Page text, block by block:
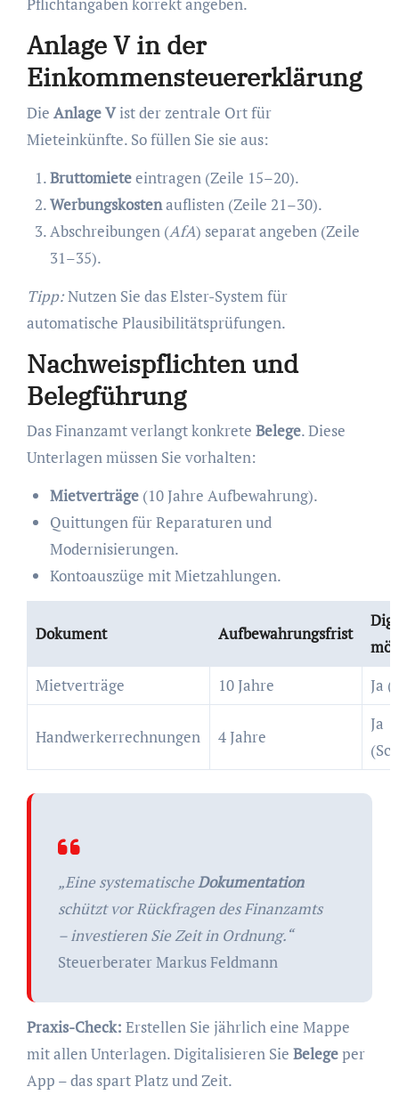
Pflichtangaben korrekt angeben.
Anlage V in der
Einkommensteuererklärung
Die Anlage Vist der zentrale Ort für
Mieteinkünfte. So füllen Sie sie aus:
Bruttomieteeintragen (Zeile 15–20).
Werbungskostenauflisten (Zeile 21–30).
Abschreibungen (AfA) separat angeben (Zeile
31–35).
Tipp:Nutzen Sie das Elster-System für
automatische Plausibilitätsprüfungen.
Nachweispflichten und
Belegführung
Das Finanzamt verlangt konkrete Belege. Diese
Unterlagen müssen Sie vorhalten:
Mietverträge(10 Jahre Aufbewahrung).
Quittungen für Reparaturen und
Modernisierungen.
Kontoauszüge mit Mietzahlungen.
Dokument Aufbewahrungsfrist
Mietverträge
10 Jahre Ja
Handwerkerrechnungen 4 Jahre
Ja
„Eine systematischeDokumentation
schützt vor Rückfragen des Finanzamts
– investieren Sie Zeit in Ordnung.“
Steuerberater Markus Feldmann
Praxis-Check: Erstellen Sie jährlich eine Mappe
mit allen Unterlagen. Digitalisieren Sie Belegeper
App – das spart Platz und Zeit.